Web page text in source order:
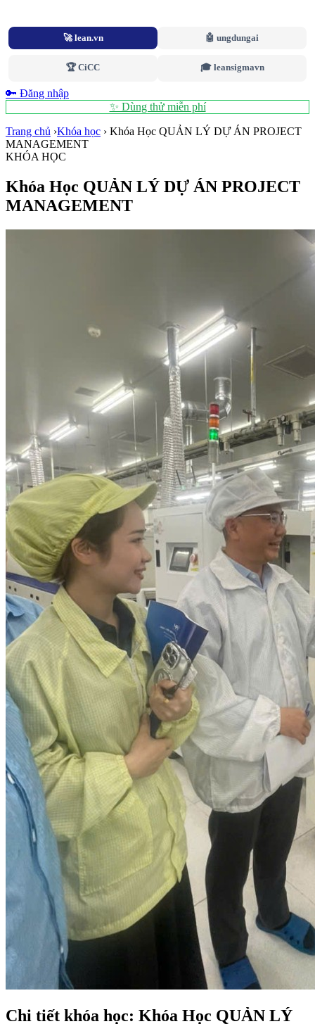
🚀 lean.vn 🤖 ungdungai
🏆 CiCC 🎓 leansigmavn
🔑 Đăng nhập
✨ Dùng thử miễn phí
Trang chủ ›Khóa học › Khóa Học QUẢN LÝ DỰ ÁN PROJECT
MANAGEMENT
KHÓA HỌC
Khóa Học QUẢN LÝ DỰ ÁN PROJECT
MANAGEMENT
Chi tiết khóa học: Khóa Học QUẢN LÝ